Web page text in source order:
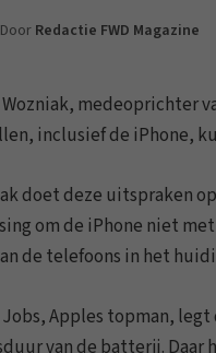
Door Redactie FWD Magazine
medeoprichter
inclusief de iPhone,
doet deze uitspraken
om de iPhone niet met
de telefoons in het
Apples topman,